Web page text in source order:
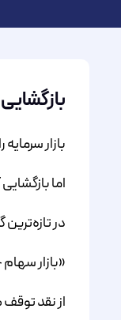
بازار
اما
در
«بازار
از نقد